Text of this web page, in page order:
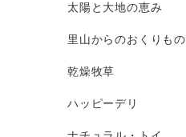
太陽と大地の恵み
里山からのおくりもの
乾燥牧草
ハッピーデリ